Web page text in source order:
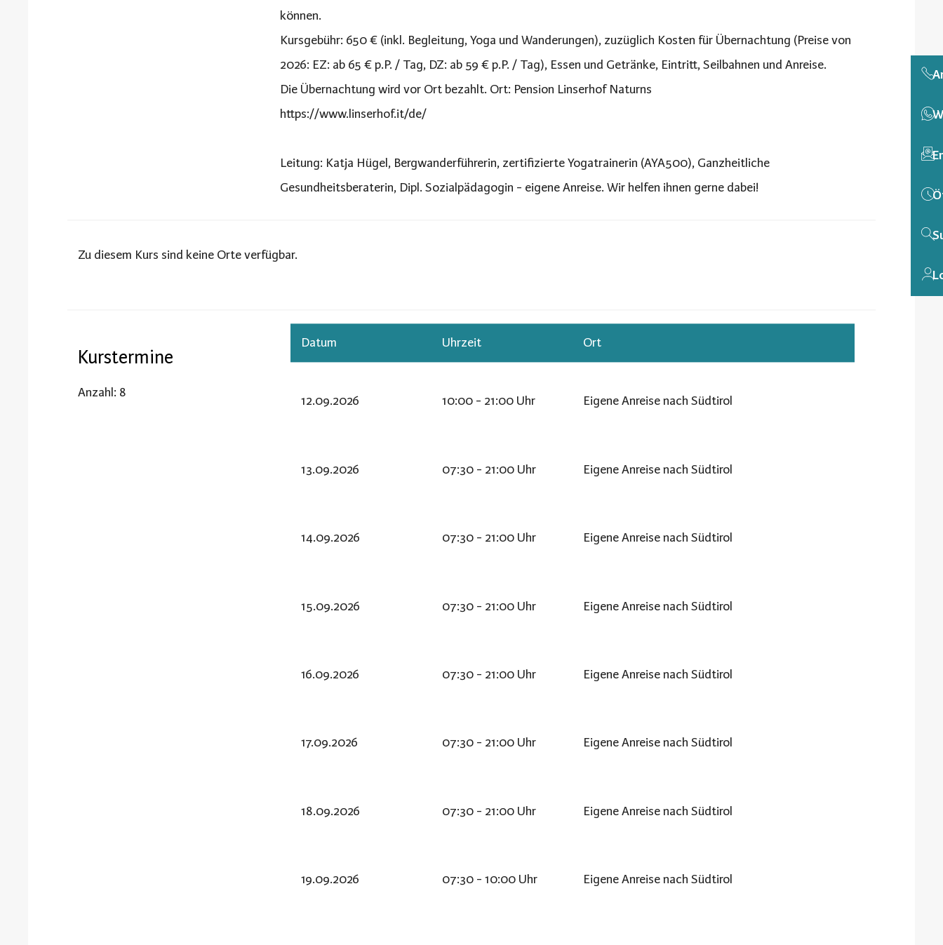
können.
Kursgebühr: 650 € (inkl. Begleitung, Yoga und Wanderungen), zuzüglich Kosten für Übernachtung (Preise von
2026: EZ: ab 65 € p.P. / Tag, DZ: ab 59 € p.P. / Tag), Essen und Getränke, Eintritt, Seilbahnen und Anreise.
Die Übernachtung wird vor Ort bezahlt. Ort: Pension Linserhof Naturns
https://www.linserhof.it/de/
Leitung: Katja Hügel, Bergwanderführerin, zertifizierte Yogatrainerin (AYA500), Ganzheitliche
Gesundheitsberaterin, Dipl. Sozialpädagogin - eigene Anreise. Wir helfen ihnen gerne dabei!
Zu diesem Kurs sind keine Orte verfügbar.
Kurstermine
Anzahl: 8
Datum Uhrzeit Ort
12.09.2026 10:00 - 21:00 Uhr Eigene Anreise nach Südtirol
13.09.2026 07:30 - 21:00 Uhr Eigene Anreise nach Südtirol
14.09.2026 07:30 - 21:00 Uhr Eigene Anreise nach Südtirol
15.09.2026 07:30 - 21:00 Uhr Eigene Anreise nach Südtirol
16.09.2026 07:30 - 21:00 Uhr Eigene Anreise nach Südtirol
17.09.2026 07:30 - 21:00 Uhr Eigene Anreise nach Südtirol
18.09.2026 07:30 - 21:00 Uhr Eigene Anreise nach Südtirol
19.09.2026 07:30 - 10:00 Uhr Eigene Anreise nach Südtirol